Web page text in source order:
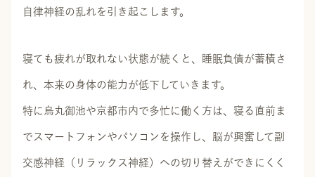
自律神経の乱れを引き起こします。
寝ても疲れが取れない状態が続くと、睡眠負債が蓄積さ
れ、本来の身体の能力が低下していきます。
特に烏丸御池や京都市内で多忙に働く方は、寝る直前ま
でスマートフォンやパソコンを操作し、脳が興奮して副
交感神経（リラックス神経）への切り替えができにくく